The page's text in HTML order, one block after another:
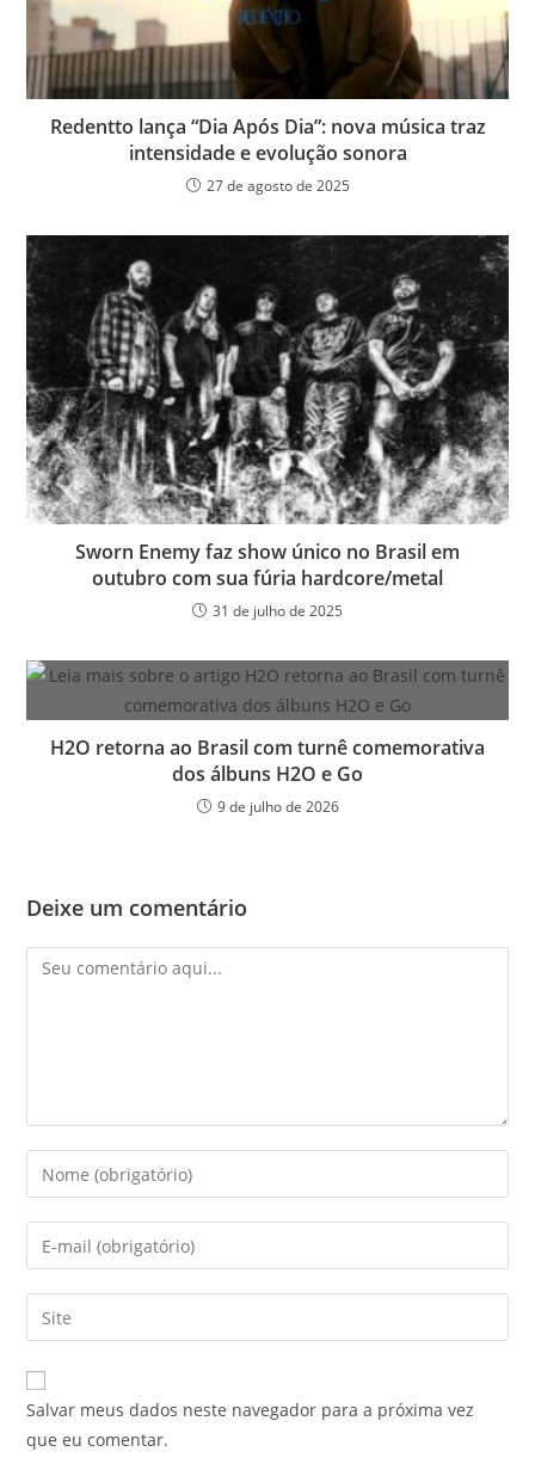
Redentto lança “Dia Após Dia”: nova música traz
intensidade e evolução sonora
27 de agosto de 2025
Sworn Enemy faz show único no Brasil em
outubro com sua fúria hardcore/metal
31 de julho de 2025
H2O retorna ao Brasil com turnê comemorativa
dos álbuns H2O e Go
9 de julho de 2026
Deixe um comentário
Comentário
Digite
seu
nome
ou
de
usuário
para
comentar
Digite
seu
endereço
de
mail
para
comentar
Digite
o
URL
do
site
Salvar meus dados neste navegador para a próxima vez
que eu comentar.